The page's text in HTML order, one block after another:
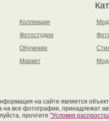
Коллекции
Фотостудии
Обучение
Маркет
на сайте является
на все фотографии, принадлежат
прочтите "Условия